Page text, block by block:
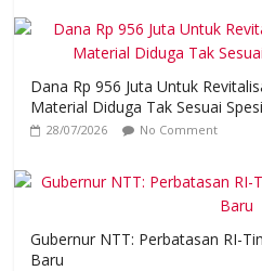
Dana Rp 956 Juta Untuk
Material Diduga Tak Sesuai
28/07/2026 No Comment
Gubernur NTT: Perbatasan RI-
Baru